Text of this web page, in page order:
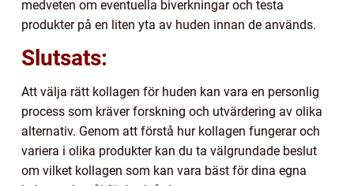
medveten om eventuella biverkningar och testa
produkter på en liten yta av huden innan de används.
Slutsats:
Att välja rätt kollagen för huden kan vara en personlig
process som kräver forskning och utvärdering av olika
alternativ. Genom att förstå hur kollagen fungerar och
variera i olika produkter kan du ta välgrundade beslut
om vilket kollagen som kan vara bäst för dina egna